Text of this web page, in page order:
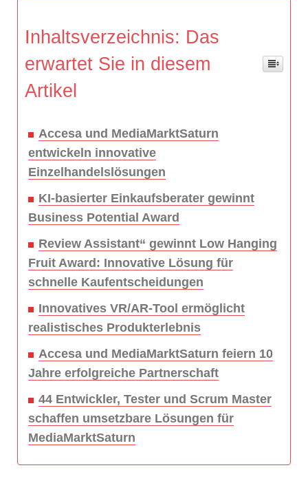
Inhaltsverzeichnis: Das
erwartet Sie in diesem
Artikel
Accesa und MediaMarktSaturn
entwickeln innovative
Einzelhandelslösungen
KI-basierter Einkaufsberater gewinnt
Business Potential Award
Review Assistant“ gewinnt Low Hanging
Fruit Award: Innovative Lösung für
schnelle Kaufentscheidungen
Innovatives VR/AR-Tool ermöglicht
realistisches Produkterlebnis
Accesa und MediaMarktSaturn feiern 10
Jahre erfolgreiche Partnerschaft
44 Entwickler, Tester und Scrum Master
schaffen umsetzbare Lösungen für
MediaMarktSaturn